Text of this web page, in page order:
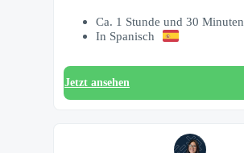
Ca. 1 Stunde und 30 Minuten
In Spanisch
Jetzt ansehen